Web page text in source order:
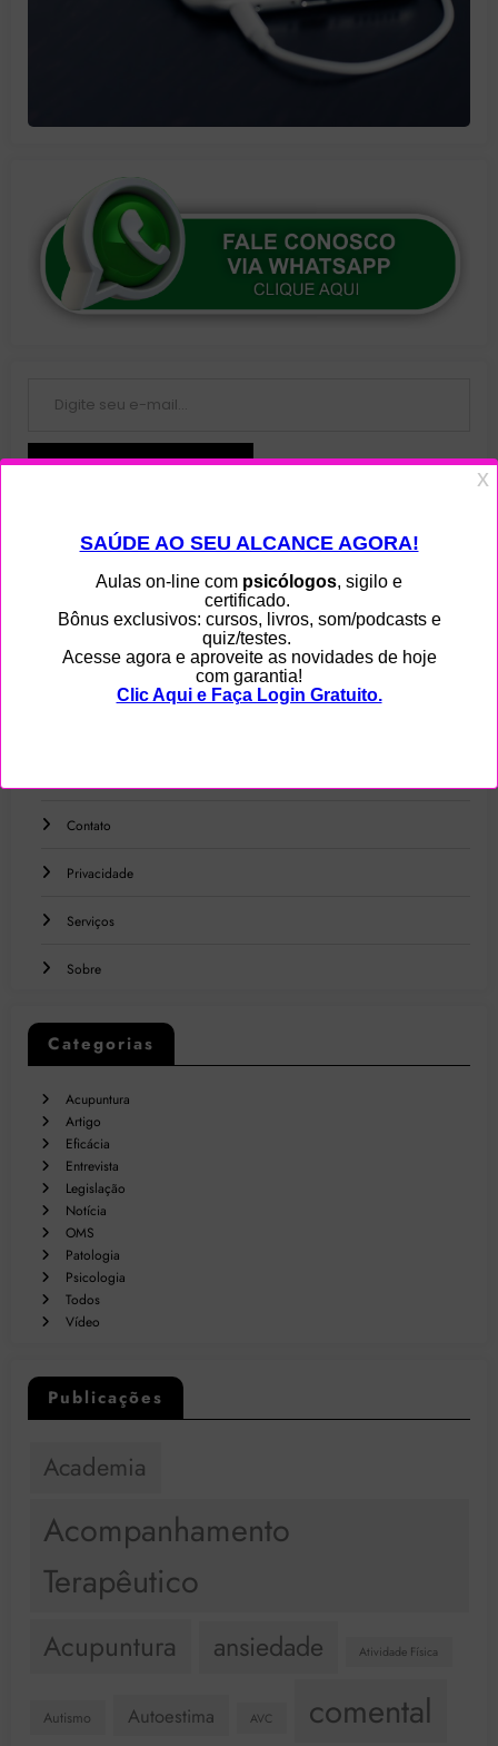
Assinar Newsletter Grátis!
Menu
Contato
Privacidade
Serviços
Sobre
Categorias
Acupuntura
Artigo
Eficácia
Entrevista
Legislação
Notícia
OMS
Patologia
Psicologia
Todos
Vídeo
Publicações
Academia
Acompanhamento
Terapêutico
Acupuntura ansiedade Atividade Física
Autismo Autoestima AVC comental